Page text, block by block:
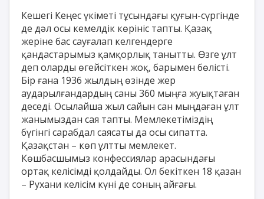
Кешегі Кеңес үкіметі тұсындағы қуғын-сүргінде
де дәл осы кемелдік көрініс тапты. Қазақ
жеріне бас сауғалап келгендерге
қандастарымыз қамқорлық танытты. Өзге ұлт
деп оларды өгейсіткен жоқ, барымен бөлісті.
Бір ғана 1936 жылдың өзінде жер
аударылғандардың саны 360 мыңға жуықтаған
деседі. Осылайша жыл сайын сан мыңдаған ұлт
жанымыздан сая тапты. Мемлекетіміздің
бүгінгі сарабдал саясаты да осы сипатта.
Қазақстан – көп ұлтты мемлекет.
Көшбасшымыз конфессиялар арасындағы
ортақ келісімді қолдайды. Ол бекіткен 18 қазан
– Рухани келісім күні де соның айғағы.